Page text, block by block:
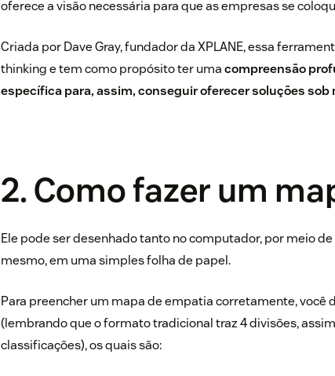
oferece a visão necessária para que as empresas se
Criada por Dave Gray, fundador da XPLANE, essa
thinking e tem como propósito ter umacompreensão
específica para, assim, conseguir oferecer soluções sob
2. Como fazer um
Ele pode ser desenhado tanto no computador, por meio
mesmo, em uma simples folha de papel.
Para preencher um mapa de empatia corretamente, você
(lembrando que o formato tradicional traz 4 divisões,
classificações), os quais são: